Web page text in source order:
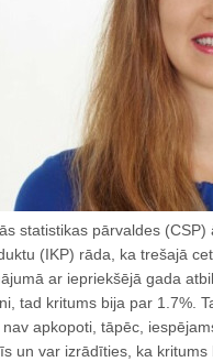
statistikas pārvaldes
(IKP) rāda, ka trešajā
ar iepriekšējā gada
tad kritums bija par 1.7%.
apkopoti, tāpēc,
un var izrādīties, ka